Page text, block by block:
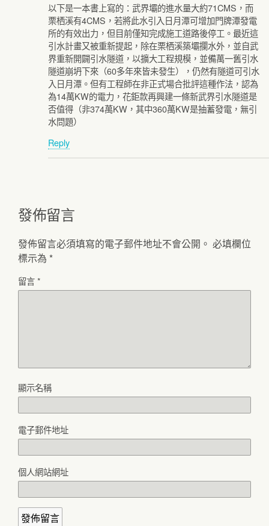
以下是一本書上寫的：武界壩的進水量大約71CMS，而
栗栖溪有4CMS，若將此水引入日月潭可增加門牌潭發電
所的有效出力，但目前僅知完成施工道路後停工。最近這
引水計畫又被重新提起，除在栗栖溪築壩攔水外，並自武
界重新開闢引水隧道，以擴大工程規模，並備萬一舊引水
隧道崩坍下來（60多年來皆未發生），仍然有隧道可引水
入日月潭。但有工程師在非正式場合批評這種作法，認為
為14萬KW的電力，花鉅款再興建一條新武界引水隧道是
否值得（非374萬KW，其中360萬KW是抽蓄發電，無引
水問題）
Reply
發佈留言
發佈留言必須填寫的電子郵件地址不會公開。 必填欄位
標示為 *
留言*
顯示名稱
電子郵件地址
個人網站網址